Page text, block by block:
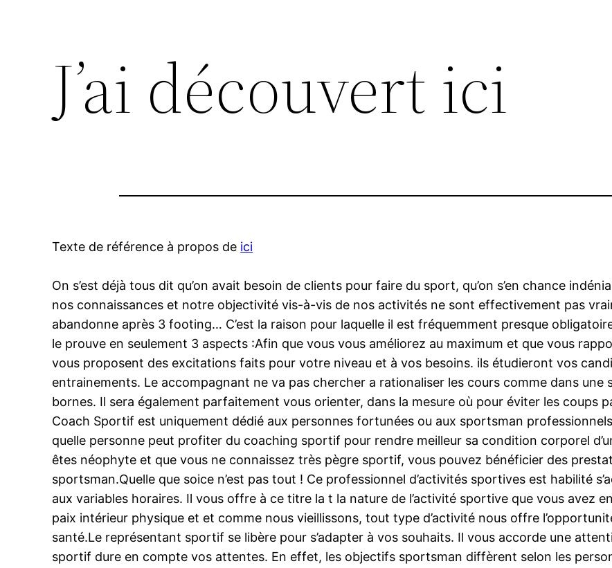
J’ai découvert ici
Texte de référence à propos de ici
On s’est déjà tous dit qu’on avait besoin de clients pour faire du sport, qu’on s’en chance
nos connaissances et notre objectivité vis-à-vis de nos activités ne sont effectivement pas
abandonne après 3 footing… C’est la raison pour laquelle il est fréquemment presque
le prouve en seulement 3 aspects :Afin que vous vous améliorez au maximum et que vous
vous proposent des excitations faits pour votre niveau et à vos besoins. ils étudieront vos
entrainements. Le accompagnant ne va pas chercher a rationaliser les cours comme dans une
bornes. Il sera également parfaitement vous orienter, dans la mesure où pour éviter les coups
Coach Sportif est uniquement dédié aux personnes fortunées ou aux sportsman
quelle personne peut profiter du coaching sportif pour rendre meilleur sa condition corporel
êtes néophyte et que vous ne connaissez très pègre sportif, vous pouvez bénéficier des
sportsman.Quelle que soice n’est pas tout ! Ce professionnel d’activités sportives est habilité
aux variables horaires. Il vous offre à ce titre la t la nature de l’activité sportive que vous avez
paix intérieur physique et et comme nous vieillissons, tout type d’activité nous offre
santé.Le représentant sportif se libère pour s’adapter à vos souhaits. Il vous accorde une
sportif dure en compte vos attentes. En effet, les objectifs sportsman diffèrent selon les